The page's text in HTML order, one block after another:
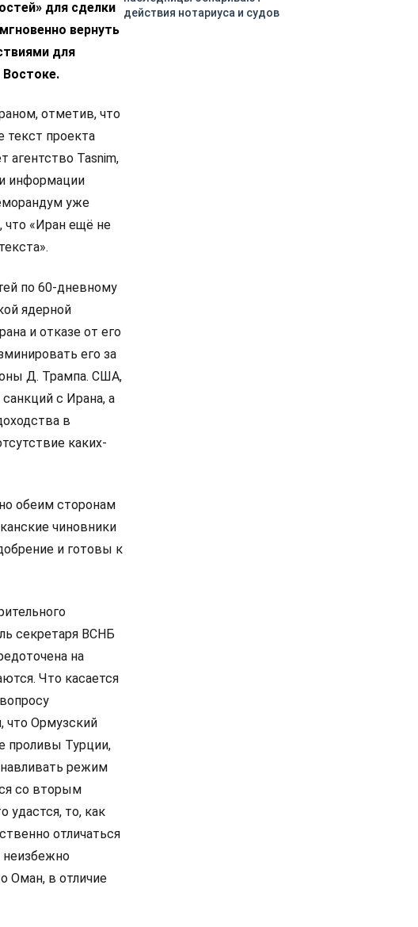
для сделки
вернуть
для
Востоке.
отметив, что
текст проекта
Tasnim,
информации
уже
что «Иран ещё не
по 60-дневному
ядерной
и отказе от его
его за
Д. Трампа. США,
с Ирана, а
в
каких-
обеим сторонам
чиновники
и готовы к
секретаря ВСНБ
на
Что касается
что Ормузский
проливы Турции,
режим
со вторым
удастся, то, как
отличаться
неизбежно
Оман, в отличие
действия нотариуса и судов